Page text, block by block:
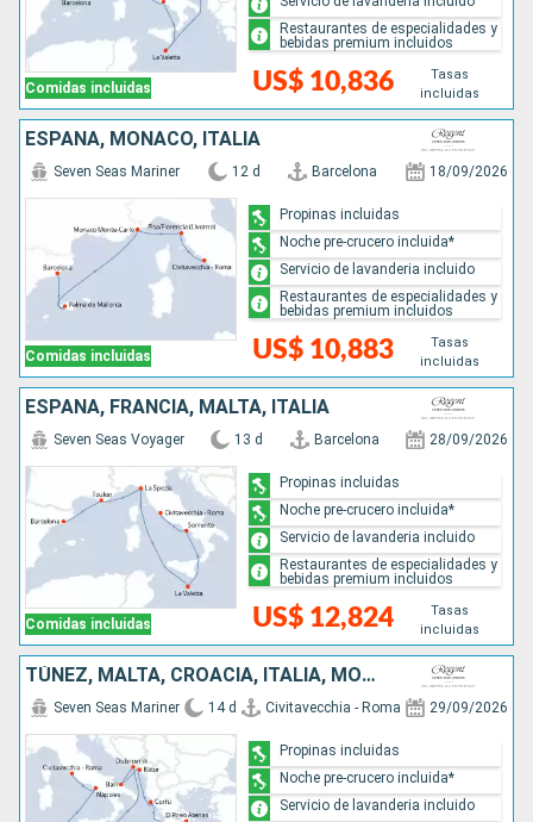
Comidas incluidas US$ 10,836
Tasas
incluidas
Restaurantes de especialidades y
bebidas premium incluidos
ESPAÑA, MONACO, ITALIA
Comidas incluidas
Seven Seas Mariner 12 d Barcelona 18/09/2026
US$ 10,883
Tasas
incluidas
Propinas incluidas
Noche pre-crucero incluida*
Servicio de lavanderia incluido
Restaurantes de especialidades y
bebidas premium incluidos
ESPAÑA, FRANCIA, MALTA, ITALIA
Comidas incluidas
Seven Seas Voyager 13 d Barcelona 28/09/2026
US$ 12,824
Tasas
incluidas
Propinas incluidas
Noche pre-crucero incluida*
Servicio de lavanderia incluido
Restaurantes de especialidades y
bebidas premium incluidos
TÚNEZ, MALTA, CROACIA, ITALIA, MONTENEGRO, GRECIA
Seven Seas Mariner 14 d Civitavecchia - Roma 29/09/2026
Propinas incluidas
Noche pre-crucero incluida*
Servicio de lavanderia incluido